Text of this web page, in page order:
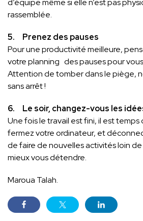
d’équipe même si elle n’est pas
rassemblée.
5. Prenez des pauses
Pour une productivité meilleure,
votre planning des pauses pour
Attention de tomber dans le piège,
sans arrêt !
6. Le soir, changez-vous les
Une fois le travail est fini, il est temps
fermez votre ordinateur, et
de faire de nouvelles activités loin
mieux vous détendre.
Maroua Talah.